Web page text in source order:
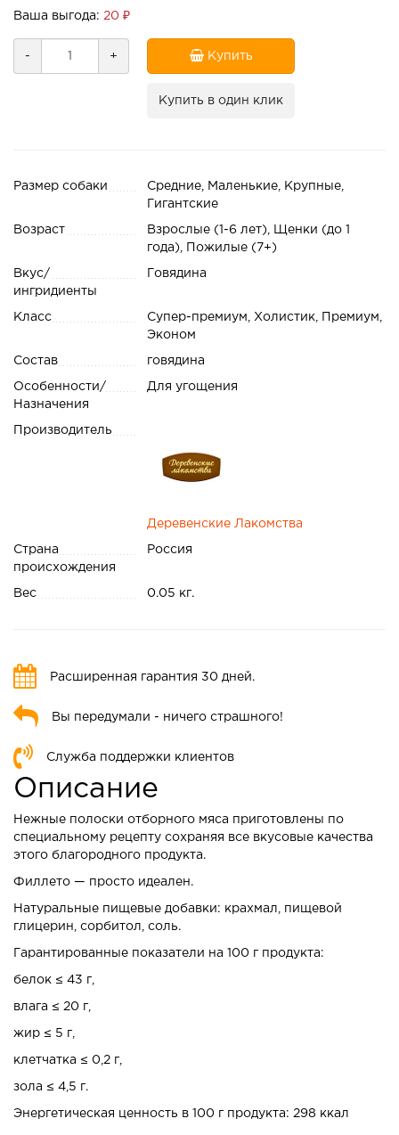
Ваша выгода: 20 ₽
- + Купить
Купить в один клик
Размер собаки
Средние, Маленькие, Крупные,
Гигантские
Возраст
Взрослые (1-6 лет), Щенки (до 1
года), Пожилые (7+)
Вкус/
ингридиенты
Говядина
Класс
Супер-премиум, Холистик, Премиум,
Эконом
Состав говядина
Особенности/
Назначения
Для угощения
Производитель
Деревенские Лакомства
Страна
происхождения
Россия
Вес 0.05 кг.
Расширенная гарантия 30 дней.
Вы передумали - ничего страшного!
Служба поддержки клиентов
Описание
Нежные полоски отборного мяса приготовлены по
специальному рецепту сохраняя все вкусовые качества
этого благородного продукта.
Филлето — просто идеален.
Натуральные пищевые добавки: крахмал, пищевой
глицерин, сорбитол, соль.
Гарантированные показатели на 100 г продукта:
белок ≤ 43 г,
влага ≤ 20 г,
жир ≤ 5 г,
клетчатка ≤ 0,2 г,
зола ≤ 4,5 г.
Энергетическая ценность в 100 г продукта: 298 ккал